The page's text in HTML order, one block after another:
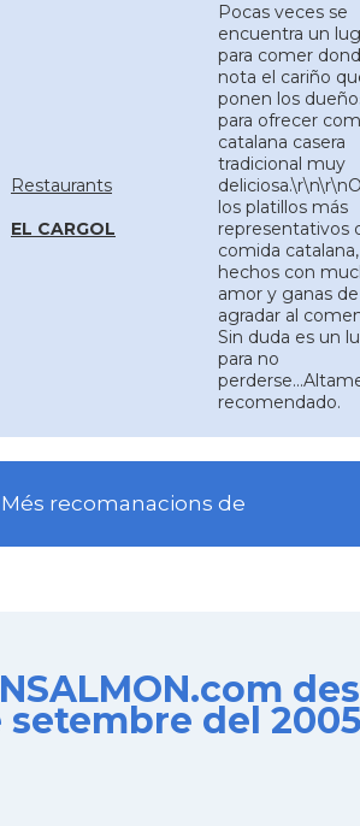
Restaurants
EL CARGOL
Pocas veces se
encuentra un
para comer
nota el cariño
ponen los
para ofrecer
catalana casera
tradicional muy
los platillos más
representativos
comida catalana,
hechos con
amor y ganas de
agradar al
Sin duda es un
para no
recomendado.
Més recomanacions de
des
setembre del